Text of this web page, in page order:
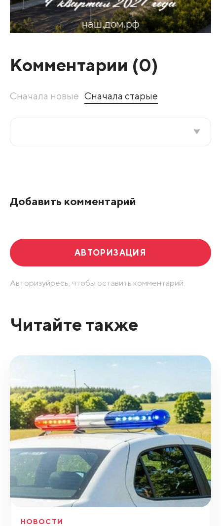
Комментарии (0)
Сначала новые Сначала старые
Добавить комментарий
АВТОРИЗАЦИЯ
Авторизуйресь, чтобы оставить комментарий.
Читайте также
НОВОСТИ